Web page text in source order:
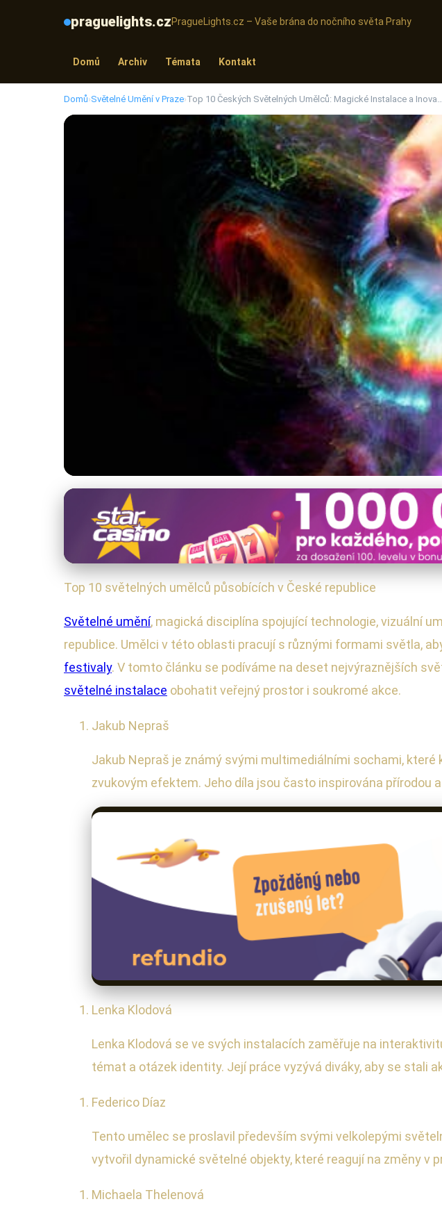
praguelights.czPragueLights.cz – Vaše brána do nočního světa Prahy
Domů Archiv Témata Kontakt
Domů›Světelné Umění v Praze›Top 10 Českých Světelných Umělců: Magické Instalace a Inova…
Světelné Umění v Praze
Top 10 Českých Světelných
Top 10 světelných umělců působících v České republice
Světelné umění, magická disciplína spojující technologie, vizuální
republice. Umělci v této oblasti pracují s různými formami světla,
festivaly. V tomto článku se podíváme na deset nejvýraznějších
světelné instalace obohatit veřejný prostor i soukromé akce.
Jakub Nepraš
Jakub Nepraš je známý svými multimediálními sochami,
zvukovým efektem. Jeho díla jsou často inspirována přírodou
Lenka Klodová
Lenka Klodová se ve svých instalacích zaměřuje na
témat a otázek identity. Její práce vyzývá diváky, aby se stali
Federico Díaz
Tento umělec se proslavil především svými velkolepými
vytvořil dynamické světelné objekty, které reagují na změny v
Michaela Thelenová